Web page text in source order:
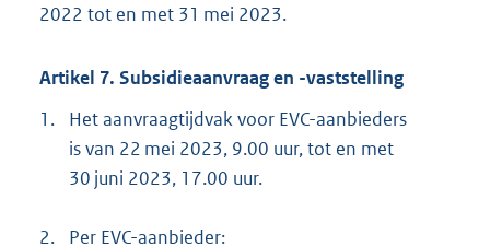
2022 tot en met 31 mei 2023.
Artikel 7. Subsidieaanvraag en -vaststelling
1.
Het aanvraagtijdvak voor EVC-aanbieders
is van 22 mei 2023, 9.00 uur, tot en met
30 juni 2023, 17.00 uur.
2. Per EVC-aanbieder: